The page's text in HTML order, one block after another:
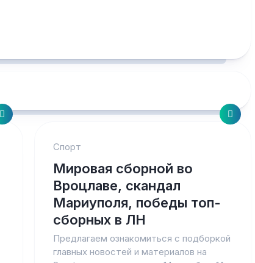
Спорт
Мировая сборной во
Вроцлаве, скандал
Мариуполя, победы топ-
сборных в ЛН
Предлагаем ознакомиться с подборкой
главных новостей и материалов на